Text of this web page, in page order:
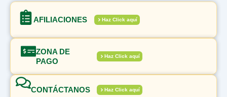
AFILIACIONES Haz Click aquí
ZONA DE
PAGO
Haz Click aquí
CONTÁCTANOS Haz Click aquí